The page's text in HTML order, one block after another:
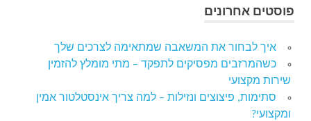
פוסטים אחרונים
איך לבחור את המשאבה שמתאימה לצרכים שלך
כשהמרזבים מפסיקים לתפקד – מתי מומלץ להזמין
שירות מקצועי
סתימות, פיצוצים ונזילות – למה צריך אינסטלטור אמין
ומקצועי?